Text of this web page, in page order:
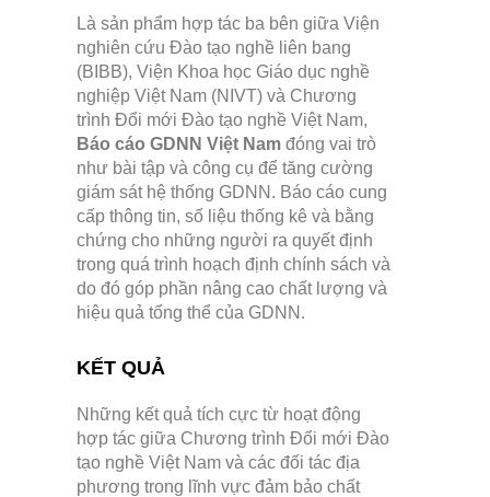
Là sản phẩm hợp tác ba bên giữa Viện
nghiên cứu Đào tạo nghề liên bang
(BIBB), Viện Khoa học Giáo dục nghề
nghiệp Việt Nam (NIVT) và Chương
trình Đổi mới Đào tạo nghề Việt Nam,
Báo cáo GDNN Việt Nam đóng vai trò
như bài tập và công cụ để tăng cường
giám sát hệ thống GDNN. Báo cáo cung
cấp thông tin, số liệu thống kê và bằng
chứng cho những người ra quyết định
trong quá trình hoạch định chính sách và
do đó góp phần nâng cao chất lượng và
hiệu quả tổng thể của GDNN.
KẾT QUẢ
Những kết quả tích cực từ hoạt động
hợp tác giữa Chương trình Đổi mới Đào
tạo nghề Việt Nam và các đối tác địa
phương trong lĩnh vực đảm bảo chất